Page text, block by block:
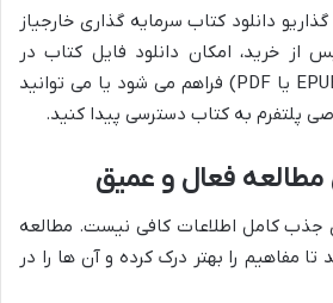
دانلود کتاب سرمایه گذاری خارجیاز
از خرید، امکان دانلود فایل کتاب در
فرمت های رایج (مانند EPUB یا PDF) فراهم می شود یا می توانید
پلتفرم به کتاب دسترسی پیدا کنید.
مطالعه فعال و عمیق
جذب کامل اطلاعات کافی نیست. مطالعه
مفاهیم را بهتر درک کرده و آن ها را در